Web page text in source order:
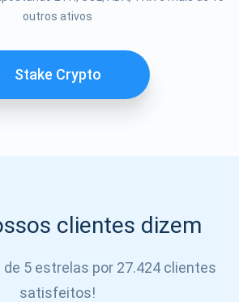
outros ativos
Stake Crypto
clientes dizem
de 5 estrelas por 27.424 clientes
satisfeitos!
INSCREVER